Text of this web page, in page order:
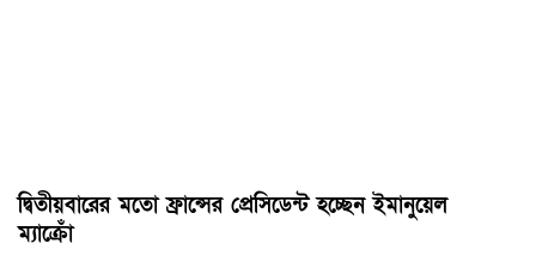
দ্বিতীয়বারের মতো ফ্রান্সের প্রেসিডেন্ট হচ্ছেন ইমানুয়েল
ম্যাক্রোঁ